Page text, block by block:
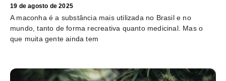
19 de agosto de 2025
A maconha é a substância mais utilizada no Brasil e no
mundo, tanto de forma recreativa quanto medicinal. Mas o
que muita gente ainda tem